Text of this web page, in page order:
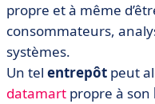
propre et à même
consommateurs,
systèmes.
Un tel entrepôt peut
datamart propre à son